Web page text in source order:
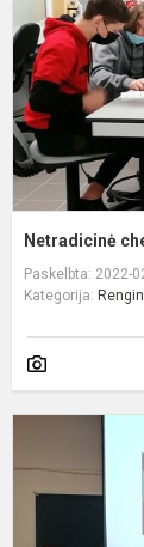
Netradicinė
Paskelbta: 2022-
Kategorija: